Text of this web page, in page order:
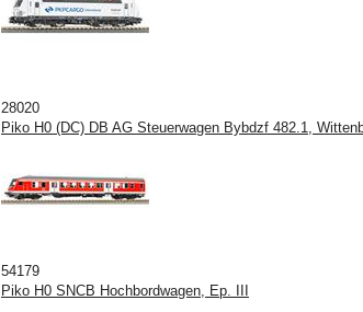
28020
Piko H0 (DC) DB AG Steuerwagen Bybdzf 482.1,
54179
Piko H0 SNCB Hochbordwagen, Ep. III